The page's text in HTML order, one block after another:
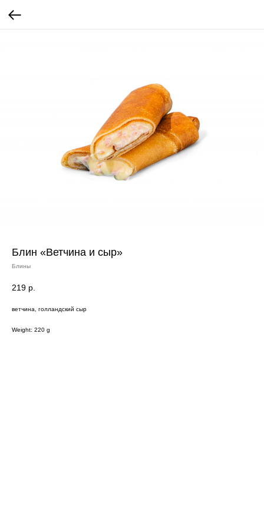
Блин «Ветчина и сыр»
Блины
219 р.
ветчина, голландский сыр
Weight: 220 g